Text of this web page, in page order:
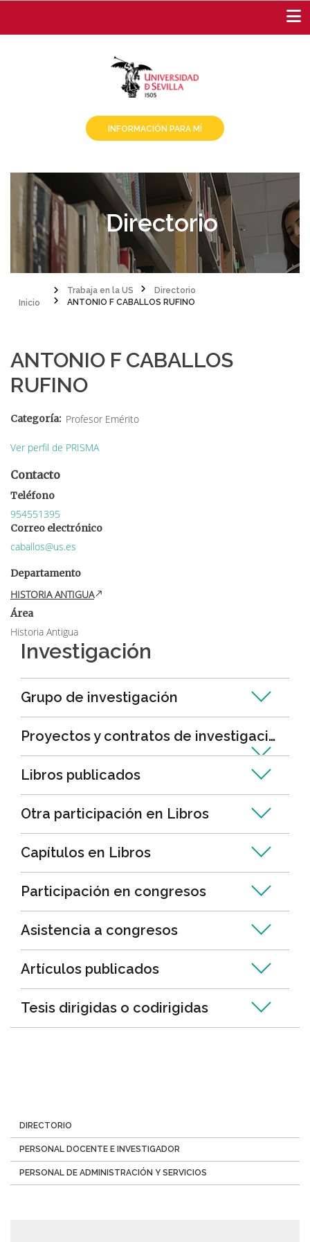
contenido
INFORMACIÓN PARA MÍ
Directorio
Sobrescribir
de
ayuda
a
navegación
Trabaja en la US
Directorio
ANTONIO F CABALLOS RUFINO
ANTONIO F CABALLOS
RUFINO
Categoría Profesor Emérito
Ver perfil de PRISMA
Contacto
Teléfono
954551395
Correo electrónico
caballos@us.es
Departamento
HISTORIA ANTIGUA
Área
Historia Antigua
Investigación
Grupo de investigación
Proyectos y contratos de investigación
Libros publicados
Otra participación en Libros
Capítulos en Libros
Participación en congresos
Asistencia a congresos
Artículos publicados
Tesis dirigidas o codirigidas
Menú
Directorio
DIRECTORIO
PERSONAL DOCENTE E INVESTIGADOR
PERSONAL DE ADMINISTRACIÓN Y SERVICIOS